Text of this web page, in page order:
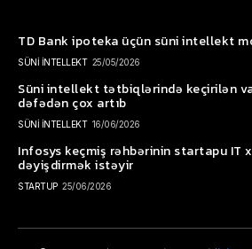
TD Bank ipoteka üçün süni intellekt
SÜNİ İNTELLEKT 25/05/2026
Süni intellekt tətbiqlərində keçirilən
dəfədən çox artıb
SÜNİ İNTELLEKT 16/06/2026
Infosys keçmiş rəhbərinin startapu IT
dəyişdirmək istəyir
STARTUP 25/06/2026